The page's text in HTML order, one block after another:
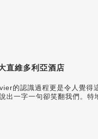
直維多利亞酒店
的認識過程更是令人覺
出一字一句卻笑翻我們。 特